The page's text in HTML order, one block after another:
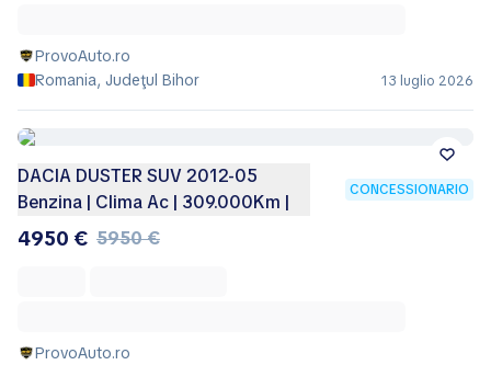
ProvoAuto.ro
Romania, Judeţul Bihor
13 luglio 2026
DACIA DUSTER SUV 2012-05
Benzina | Clima Ac | 309.000Km |
CONCESSIONARIO
4950 € 5950 €
ProvoAuto.ro